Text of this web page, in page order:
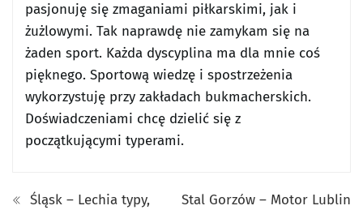
pasjonuję się zmaganiami piłkarskimi, jak i
żużlowymi. Tak naprawdę nie zamykam się na
żaden sport. Każda dyscyplina ma dla mnie coś
pięknego. Sportową wiedzę i spostrzeżenia
wykorzystuję przy zakładach bukmacherskich.
Doświadczeniami chcę dzielić się z
początkującymi typerami.
Śląsk – Lechia typy,
Stal Gorzów – Motor Lublin